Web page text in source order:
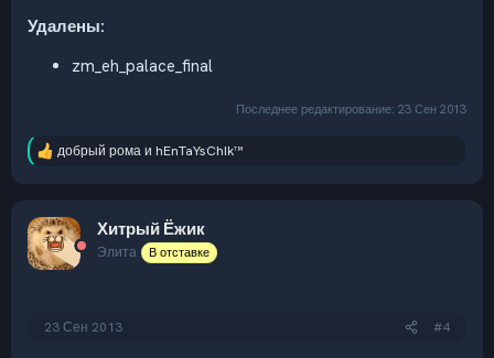
Удалены:
zm_eh_palace_final
Последнее редактирование: 23 Сен 2013
Р
ц
и
и
добрый ромаи hEnTaYsChIk™
Хитрый Ёжик
Элита В отставке
23 Сен 2013 #4